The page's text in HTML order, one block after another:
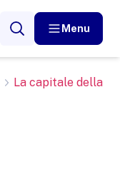
Menu
La capitale della